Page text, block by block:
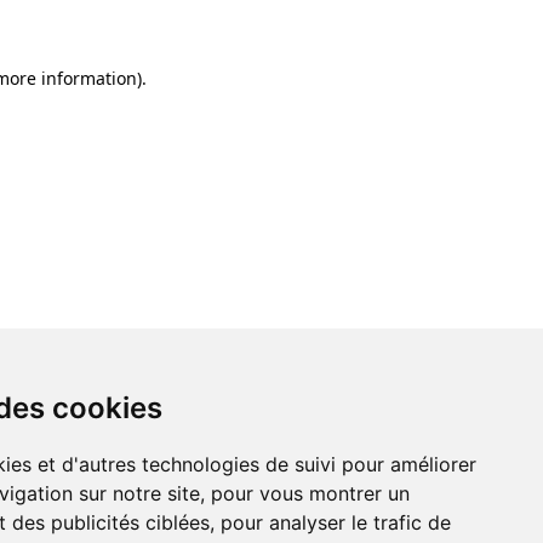
cookies
et d'autres technologies de suivi pour améliorer
sur notre site, pour vous montrer un
des publicités ciblées, pour analyser le trafic de
information).